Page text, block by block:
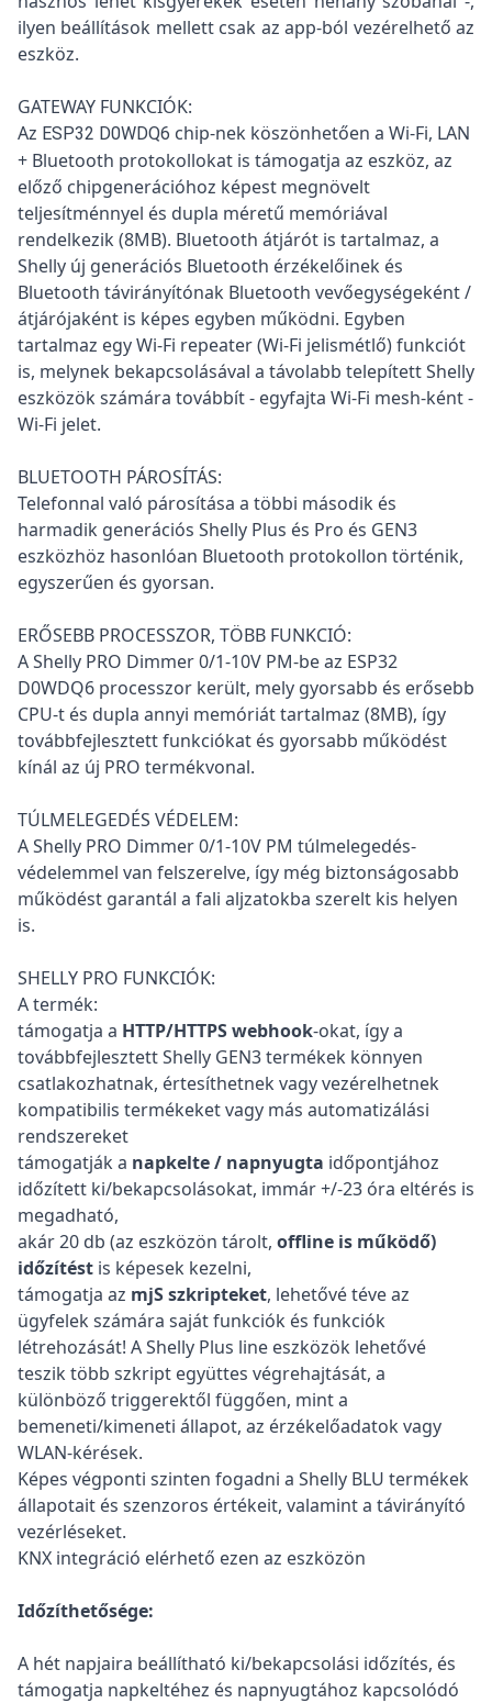
ilyen beállítások mellett csak az app-ból vezérelhető az
eszköz.
GATEWAY FUNKCIÓK:
Az ESP32 D0WDQ6 chip-nek köszönhetően a Wi-Fi, LAN
+ Bluetooth protokollokat is támogatja az eszköz, az
előző chipgenerációhoz képest megnövelt
teljesítménnyel és dupla méretű memóriával
rendelkezik (8MB). Bluetooth átjárót is tartalmaz, a
Shelly új generációs Bluetooth érzékelőinek és
Bluetooth távirányítónak Bluetooth vevőegységeként /
átjárójaként is képes egyben működni. Egyben
tartalmaz egy Wi-Fi repeater (Wi-Fi jelismétlő) funkciót
is, melynek bekapcsolásával a távolabb telepített Shelly
eszközök számára továbbít - egyfajta Wi-Fi mesh-ként -
Wi-Fi jelet.
BLUETOOTH PÁROSÍTÁS:
Telefonnal való párosítása a többi második és
harmadik generációs Shelly Plus és Pro és GEN3
eszközhöz hasonlóan Bluetooth protokollon történik,
egyszerűen és gyorsan.
ERŐSEBB PROCESSZOR, TÖBB FUNKCIÓ:
A Shelly PRO Dimmer 0/1-10V PM-be az ESP32
D0WDQ6 processzor került, mely gyorsabb és erősebb
CPU-t és dupla annyi memóriát tartalmaz (8MB), így
továbbfejlesztett funkciókat és gyorsabb működést
kínál az új PRO termékvonal.
TÚLMELEGEDÉS VÉDELEM:
A Shelly PRO Dimmer 0/1-10V PM túlmelegedés-
védelemmel van felszerelve, így még biztonságosabb
működést garantál a fali aljzatokba szerelt kis helyen
is.
SHELLY PRO FUNKCIÓK:
A termék:
támogatja a HTTP/HTTPS webhook-okat, így a
továbbfejlesztett Shelly GEN3 termékek könnyen
csatlakozhatnak, értesíthetnek vagy vezérelhetnek
kompatibilis termékeket vagy más automatizálási
rendszereket
támogatják a napkelte / napnyugta időpontjához
időzített ki/bekapcsolásokat, immár +/-23 óra eltérés is
megadható,
akár 20 db (az eszközön tárolt, offline is működő)
időzítést is képesek kezelni,
támogatja az mjS szkripteket, lehetővé téve az
ügyfelek számára saját funkciók és funkciók
létrehozását! A Shelly Plus line eszközök lehetővé
teszik több szkript együttes végrehajtását, a
különböző triggerektől függően, mint a
bemeneti/kimeneti állapot, az érzékelőadatok vagy
WLAN-kérések.
Képes végponti szinten fogadni a Shelly BLU termékek
állapotait és szenzoros értékeit, valamint a távirányító
vezérléseket.
KNX integráció elérhető ezen az eszközön
Időzíthetősége:
A hét napjaira beállítható ki/bekapcsolási időzítés, és
támogatja napkeltéhez és napnyugtához kapcsolódó